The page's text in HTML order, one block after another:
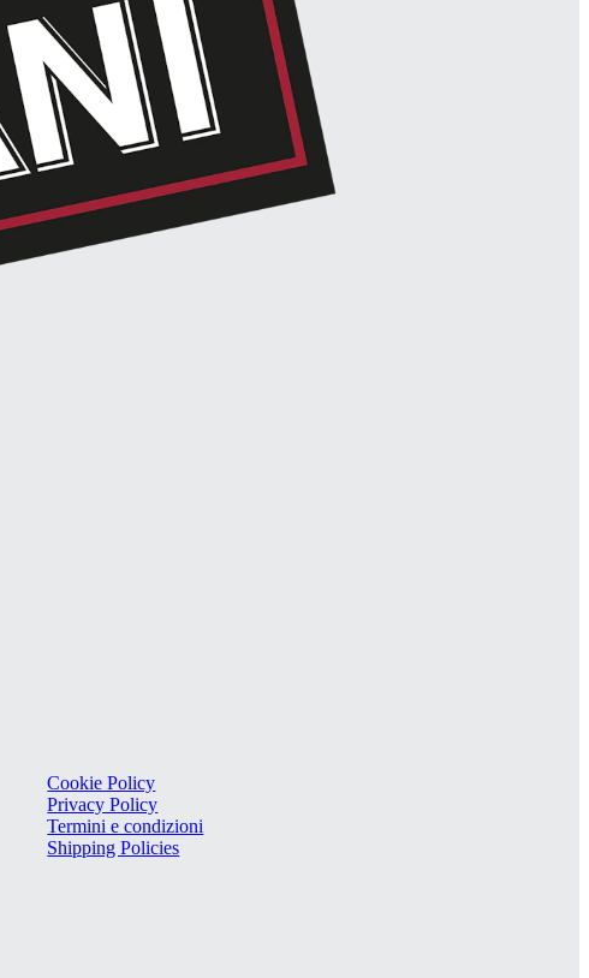
Cookie Policy
Privacy Policy
Termini e condizioni
Shipping Policies